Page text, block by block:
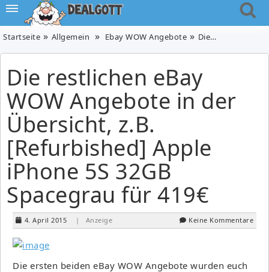
Startseite Allgemein Ebay WOW Angebote Die restlichen eBay WOW Angebote in der Übersicht, z.B. [Refurbished] Apple iPhone 5S 32GB Spacegrau für 419€
Die restlichen eBay
WOW Angebote in der
Übersicht, z.B.
[Refurbished] Apple
iPhone 5S 32GB
Spacegrau für 419€
4. April 2015 | Anzeige Keine Kommentare
Die ersten beiden eBay WOW Angebote wurden euch